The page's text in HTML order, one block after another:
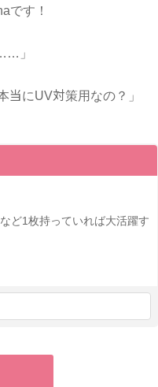
です！
」
にUV対策用なの？」
ど1枚持っていれば大活躍す